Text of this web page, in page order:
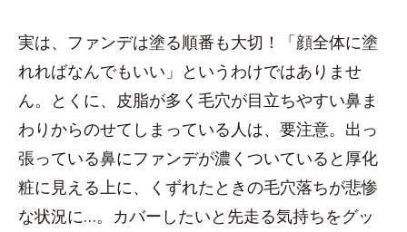
実は、ファンデは塗る順番も大切！「顔全体に塗
れればなんでもいい」というわけではありませ
ん。とくに、皮脂が多く毛穴が目立ちやすい鼻ま
わりからのせてしまっている人は、要注意。出っ
張っている鼻にファンデが濃くついていると厚化
粧に見える上に、くずれたときの毛穴落ちが悲惨
な状況に…。カバーしたいと先走る気持ちをグッ